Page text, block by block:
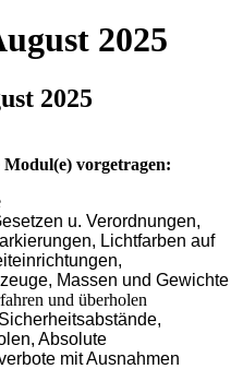
2025
2025
Modul(e) vorgetragen:
u. Verordnungen,
Lichtfarben auf
Massen und Gewichte
und überholen
Absolute
mit Ausnahmen